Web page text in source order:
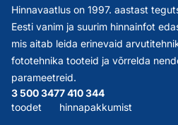
Hinnavaatlus on 1997. aastast
Eesti vanim ja suurim hinnainfot
mis aitab leida erinevaid
fototehnika tooteid ja võrrelda
parameetreid.
3 500 347
toodet
7 410 344
hinnapakkumist